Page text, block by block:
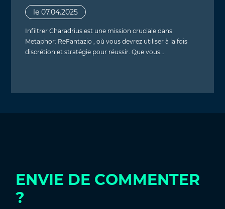
le 07.04.2025
Infiltrer Charadrius est une mission cruciale dans
Metaphor: ReFantazio , où vous devrez utiliser à la fois
discrétion et stratégie pour réussir. Que vous…
ENVIE DE COMMENTER
?